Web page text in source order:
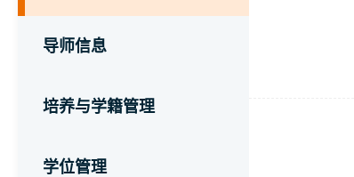
导师信息
培养与学籍管理
学位管理